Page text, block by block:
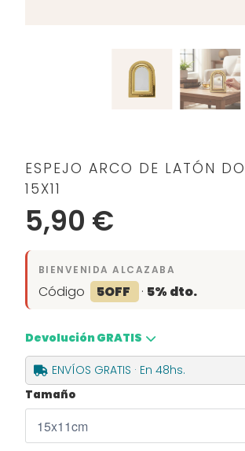
ESPEJO ARCO DE LATÓN
15X11
5,90 €
BIENVENIDA ALCAZABA
Código 5OFF · 5% dto.
Devolución GRATIS
ENVÍOS GRATIS · En 48hs.
Tamaño